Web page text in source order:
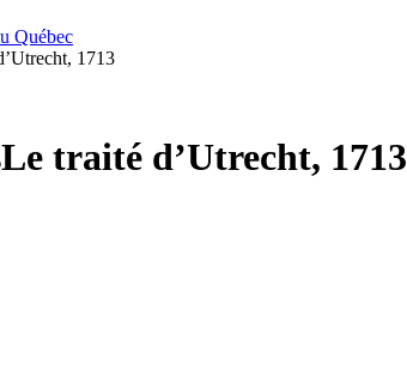
Québec
1713
Le traité d’Utrecht, 1713